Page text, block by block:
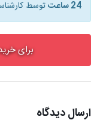
24 ساعت
توسط
برای
ارسال دیدگاه